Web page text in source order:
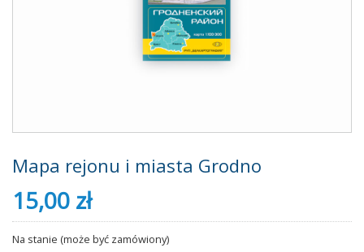
Mapa rejonu i miasta Grodno
15,00 zł
Na stanie (może być zamówiony)